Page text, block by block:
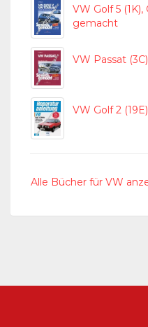
VW Golf 5
gemacht
VW Passat
VW Golf 2
Alle Bücher für VW